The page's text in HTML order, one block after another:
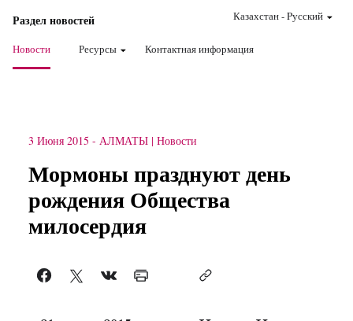
Раздел новостей
Новости Ресурсы Контактная информация
Казахстан-Pусский
3 Июня 2015 - АЛМАТЫ Новости
Мормоны празднуют день
рождения Общества
милосердия